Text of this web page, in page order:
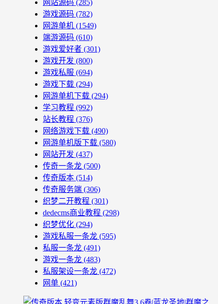
网站源码 (285)
游戏源码 (782)
网游单机 (1549)
端游源码 (610)
游戏爱好者 (301)
游戏开发 (800)
游戏私服 (694)
游戏下载 (294)
网游单机下载 (294)
学习教程 (992)
站长教程 (376)
网络游戏下载 (490)
网游单机版下载 (580)
网站开发 (437)
传奇一条龙 (500)
传奇版本 (514)
传奇服务端 (306)
织梦二开教程 (301)
dedecms商业教程 (298)
织梦优化 (294)
游戏私服一条龙 (595)
私服一条龙 (491)
游戏一条龙 (483)
私服架设一条龙 (472)
网单 (421)